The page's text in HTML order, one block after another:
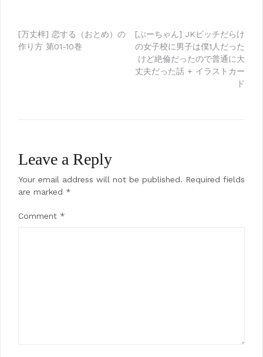
Post
[万丈梓] 恋する（おとめ）の
作り方 第01-10巻
[ぶーちゃん] JKビッチだらけ
の女子校に男子は僕1人だった
けど絶倫だったので普通に大
丈夫だった話 + イラストカー
ド
Leave a Reply
Your email address will not be published. Required fields
are marked *
Comment *